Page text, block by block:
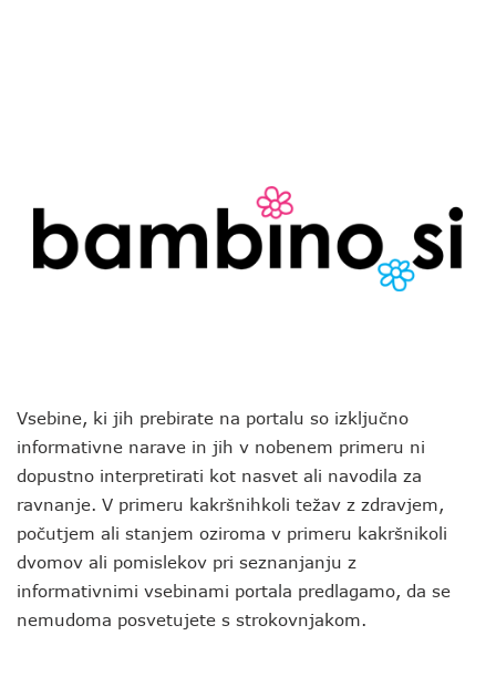
Vsebine, ki jih prebirate na portalu so izključno
informativne narave in jih v nobenem primeru ni
dopustno interpretirati kot nasvet ali navodila za
ravnanje. V primeru kakršnihkoli težav z zdravjem,
počutjem ali stanjem oziroma v primeru kakršnikoli
dvomov ali pomislekov pri seznanjanju z
informativnimi vsebinami portala predlagamo, da se
nemudoma posvetujete s strokovnjakom.